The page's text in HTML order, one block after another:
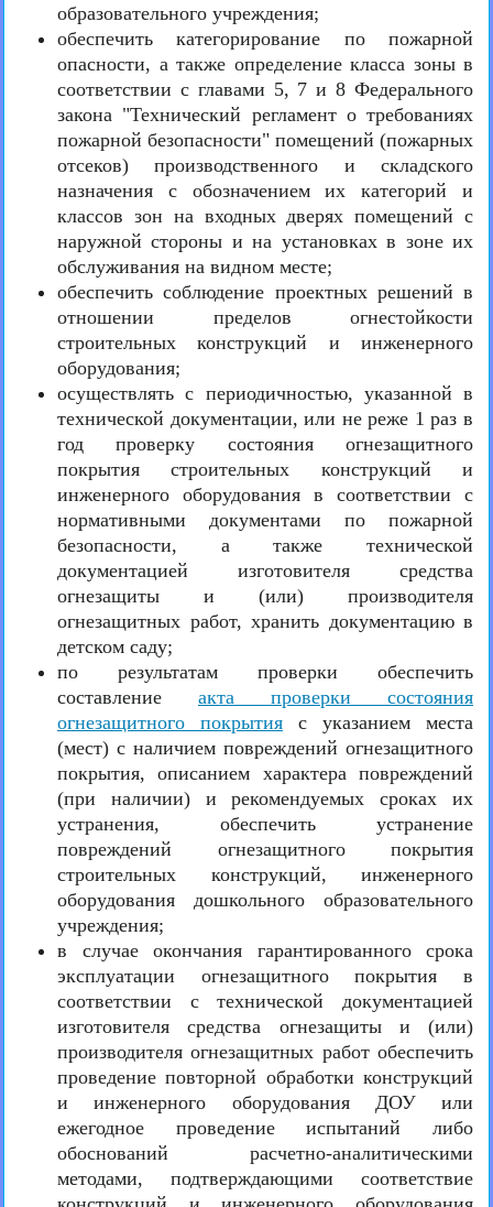
образовательного учреждения;
обеспечить категорирование по пожарной
опасности, а также определение класса зоны в
соответствии с главами 5, 7 и 8 Федерального
закона "Технический регламент о требованиях
пожарной безопасности" помещений (пожарных
отсеков) производственного и складского
назначения с обозначением их категорий и
классов зон на входных дверях помещений с
наружной стороны и на установках в зоне их
обслуживания на видном месте;
обеспечить соблюдение проектных решений в
отношении пределов огнестойкости
строительных конструкций и инженерного
оборудования;
осуществлять с периодичностью, указанной в
технической документации, или не реже 1 раз в
год проверку состояния огнезащитного
покрытия строительных конструкций и
инженерного оборудования в соответствии с
нормативными документами по пожарной
безопасности, а также технической
документацией изготовителя средства
огнезащиты и (или) производителя
огнезащитных работ, хранить документацию в
детском саду;
по результатам проверки обеспечить
составление акта проверки состояния
огнезащитного покрытия с указанием места
(мест) с наличием повреждений огнезащитного
покрытия, описанием характера повреждений
(при наличии) и рекомендуемых сроках их
устранения, обеспечить устранение
повреждений огнезащитного покрытия
строительных конструкций, инженерного
оборудования дошкольного образовательного
учреждения;
в случае окончания гарантированного срока
эксплуатации огнезащитного покрытия в
соответствии с технической документацией
изготовителя средства огнезащиты и (или)
производителя огнезащитных работ обеспечить
проведение повторной обработки конструкций
и инженерного оборудования ДОУ или
ежегодное проведение испытаний либо
обоснований расчетно-аналитическими
методами, подтверждающими соответствие